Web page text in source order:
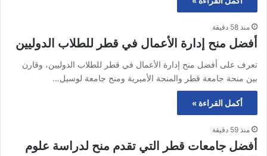
منذ 58 دقيقة
أفضل منح إدارة الأعمال في قطر للطلاب الدوليين
تعرف على أفضل منح إدارة الأعمال في قطر للطلاب الدوليين، وقارن
بين منحة جامعة قطر والمنحة الأميرية ومنح جامعة لوسيل…
أكمل القراءة »
منذ 59 دقيقة
أفضل جامعات قطر التي تقدم منح لدراسة علوم